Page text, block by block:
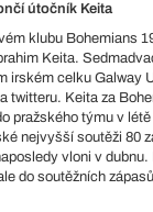
útočník Keita
klubu Bohemians
Keita.
irském celku Galway
twitteru. Keita za
pražského týmu v
nejvyšší soutěži 80
vloni v
do soutěžních